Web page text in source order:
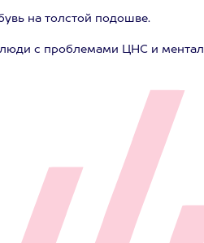
на толстой подошве.
с проблемами ЦНС и